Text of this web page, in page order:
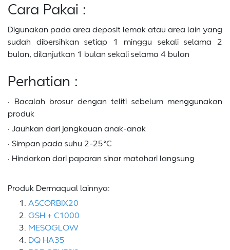
Cara Pakai :
Digunakan pada area deposit lemak atau area lain yang
sudah dibersihkan setiap 1 minggu sekali selama 2
bulan, dilanjutkan 1 bulan sekali selama 4 bulan
Perhatian :
· Bacalah brosur dengan teliti sebelum menggunakan
produk
· Jauhkan dari jangkauan anak-anak
· Simpan pada suhu 2-25°C
· Hindarkan dari paparan sinar matahari langsung
Produk Dermaqual lainnya:
ASCORBIX20
GSH + C1000
MESOGLOW
DQ HA35